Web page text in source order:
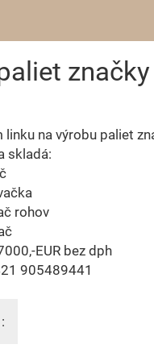
značky
linku na výrobu paliet
skladá:
rohov
EUR bez dph
905489441